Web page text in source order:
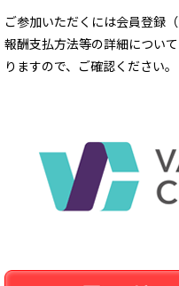
ご参加いただくには会員登録（
報酬支払方法等の詳細につい
りますので、ご確認ください。